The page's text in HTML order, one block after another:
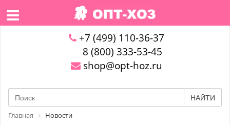
+7 (499) 110-36-37
8 (800) 333-53-45
shop@opt-hoz.ru
НАЙТИ
Главная Новости